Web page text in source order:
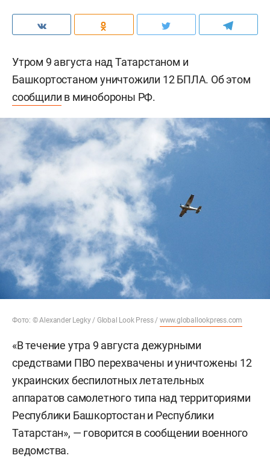
Утром 9 августа над Татарстаном и
Башкортостаном уничтожили 12 БПЛА. Об этом
сообщили в минобороны РФ.
Фото: © Alexander Legky / Global Look Press / www.globallookpress.com
«В течение утра 9 августа дежурными
средствами ПВО перехвачены и уничтожены 12
украинских беспилотных летательных
аппаратов самолетного типа над территориями
Республики Башкортостан и Республики
Татарстан», — говорится в сообщении военного
ведомства.